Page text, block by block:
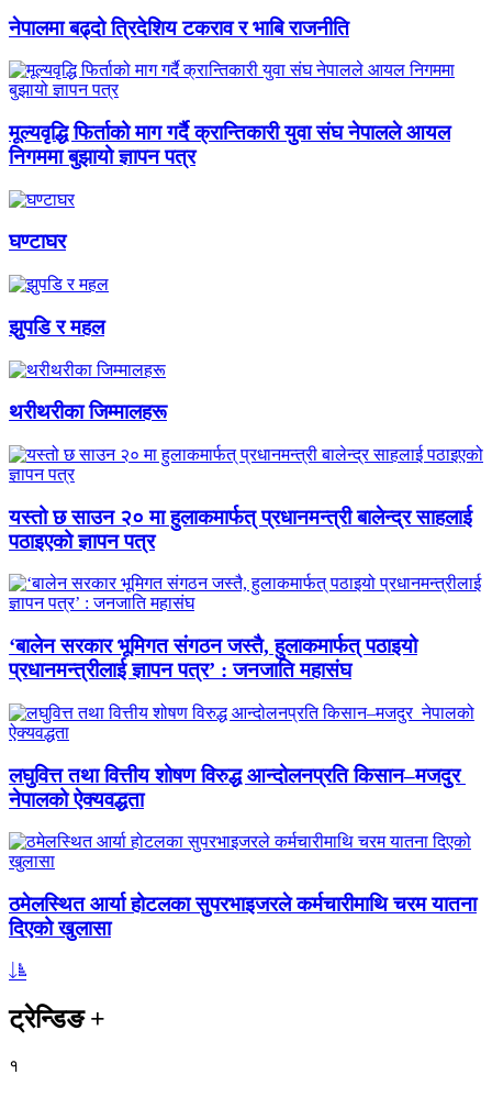
नेपालमा बढ्दो त्रिदेशिय टकराव र भाबि राजनीति
मूल्यवृद्धि फिर्ताको माग गर्दै क्रान्तिकारी युवा संघ नेपालले आयल
निगममा बुझायो ज्ञापन पत्र
घण्टाघर
झुपडि र महल
थरीथरीका जिम्मालहरू
यस्तो छ साउन २० मा हुलाकमार्फत् प्रधानमन्त्री बालेन्द्र साहलाई
पठाइएको ज्ञापन पत्र
‘बालेन सरकार भूमिगत संगठन जस्तै, हुलाकमार्फत् पठाइयो
प्रधानमन्त्रीलाई ज्ञापन पत्र’ : जनजाति महासंघ
लघुवित्त तथा वित्तीय शोषण विरुद्ध आन्दोलनप्रति किसान–मजदुर
नेपालको ऐक्यवद्धता
ठमेलस्थित आर्या होटलका सुपरभाइजरले कर्मचारीमाथि चरम यातना
दिएको खुलासा
ट्रेन्डिङ+
१